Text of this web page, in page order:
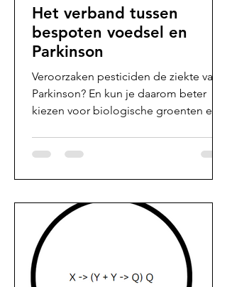
Het verband tussen
bespoten voedsel en
Parkinson
Veroorzaken pesticiden de ziekte van
Parkinson? En kun je daarom beter
kiezen voor biologische groenten en